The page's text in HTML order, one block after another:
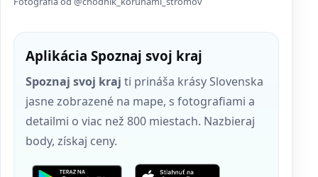
Aplikácia Spoznaj svoj kraj
Spoznaj svoj kraj ti prináša krásy Slovenska
jasne zobrazené na mape, s fotografiami a
detailmi o viac než 800 miestach. Nazbieraj
body, získaj ceny.